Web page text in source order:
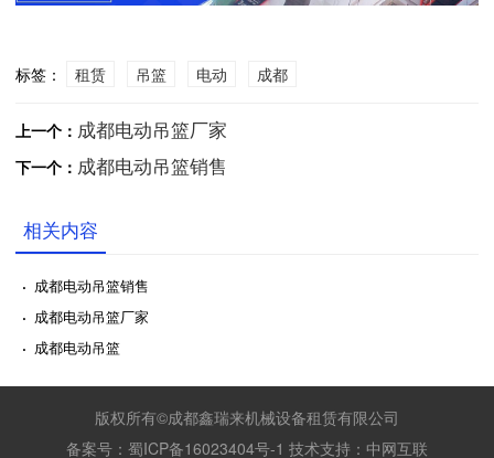
标签： 租赁 吊篮 电动 成都
上一个： 成都电动吊篮厂家
下一个： 成都电动吊篮销售
相关内容
· 成都电动吊篮销售
· 成都电动吊篮厂家
· 成都电动吊篮
版权所有©成都鑫瑞来机械设备租赁有限公司
备案号： 蜀ICP备16023404号-1 技术支持： 中网互联